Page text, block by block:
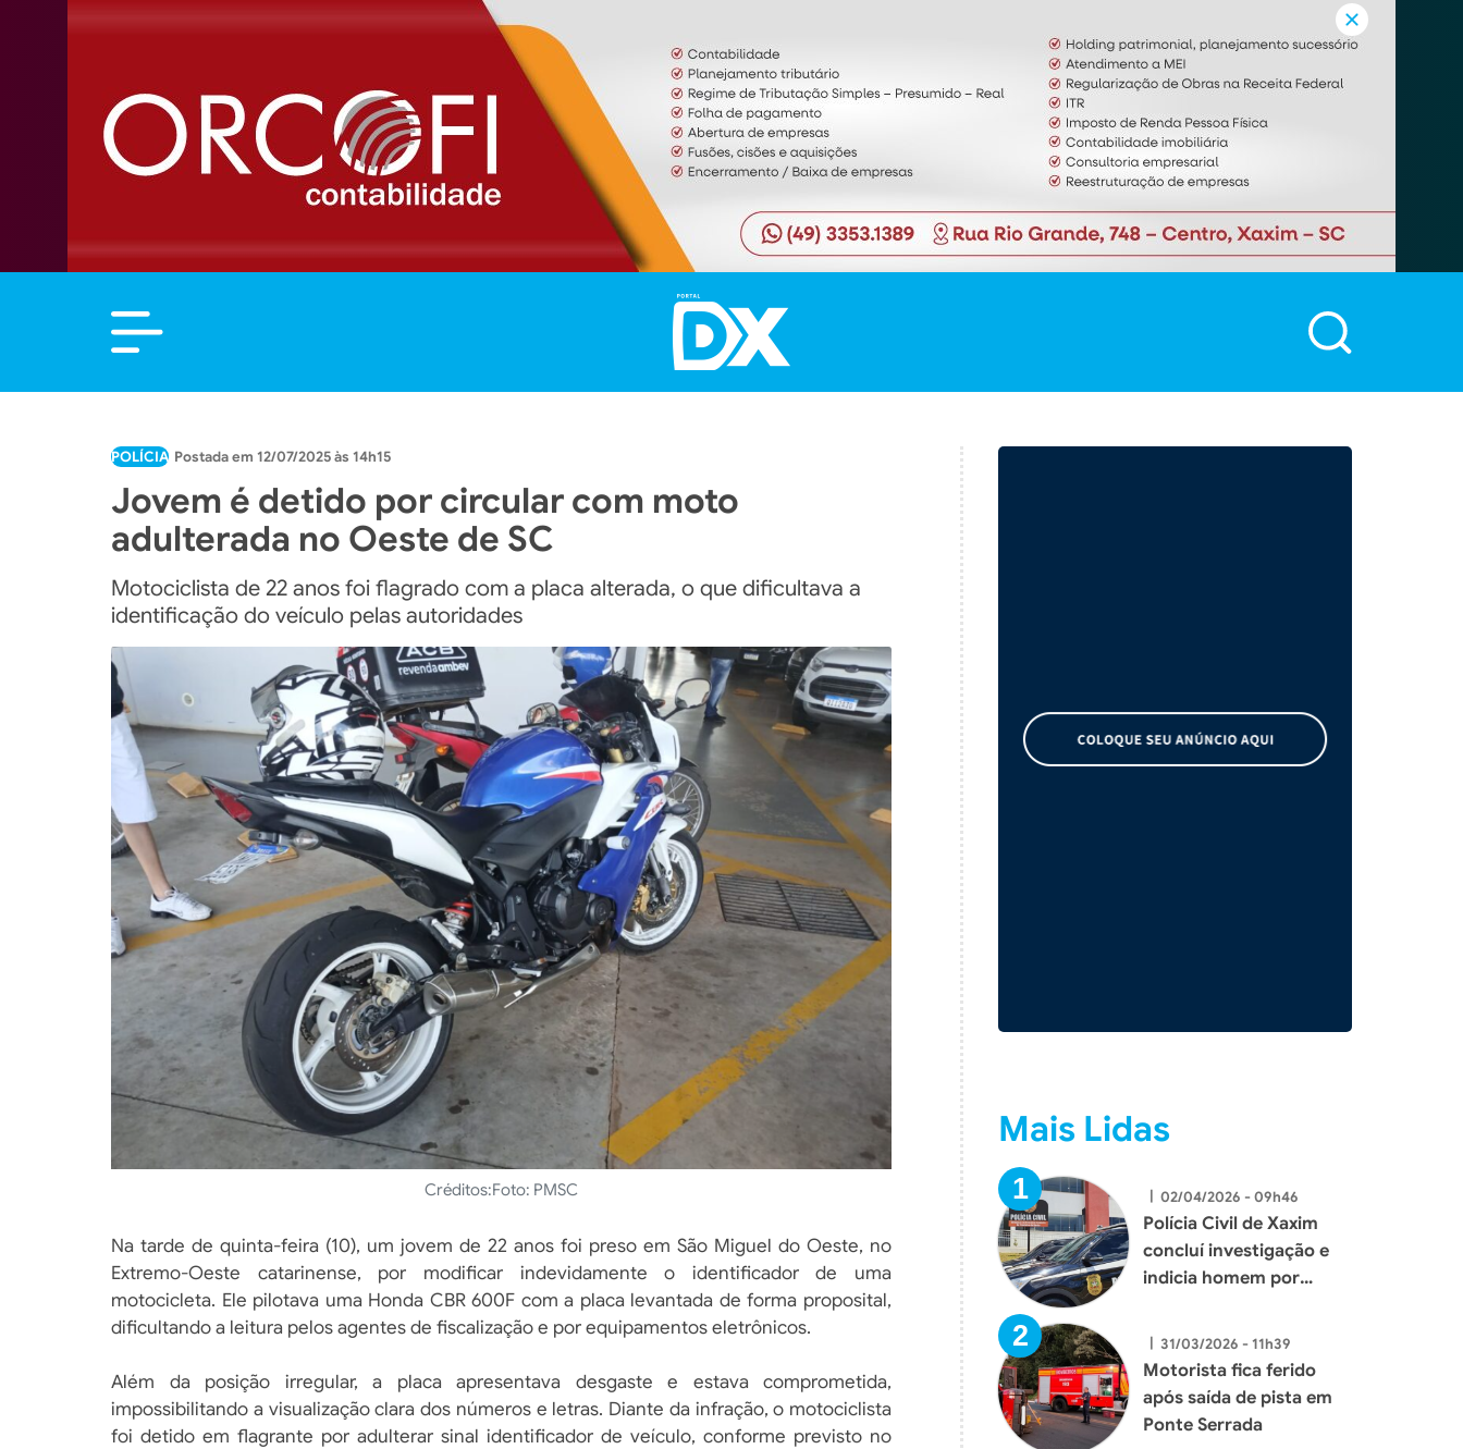
POLÍCIA 12/07/2025 às 14h15
Jovem é detido por circular com moto
adulterada no Oeste de SC
Motociclista de 22 anos foi flagrado com a placa alterada, o que dificultava a
identificação do veículo pelas autoridades
Créditos:Foto: PMSC
Na tarde de quinta-feira (10), um jovem de 22 anos foi preso em São Miguel do Oeste, no
Extremo-Oeste catarinense, por modificar indevidamente o identificador de uma
motocicleta. Ele pilotava uma Honda CBR 600F com a placa levantada de forma proposital,
dificultando a leitura pelos agentes de fiscalização e por equipamentos eletrônicos.
Além da posição irregular, a placa apresentava desgaste e estava comprometida,
impossibilitando a visualização clara dos números e letras. Diante da infração, o motociclista
foi detido em flagrante por adulterar sinal identificador de veículo, conforme previsto no
Mais Lidas
| 02/04/2026 - 09h46
Polícia Civil de Xaxim
concluí investigação e
indicia homem por
| 31/03/2026 - 11h39
Motorista fica ferido
após saída de pista em
Ponte Serrada